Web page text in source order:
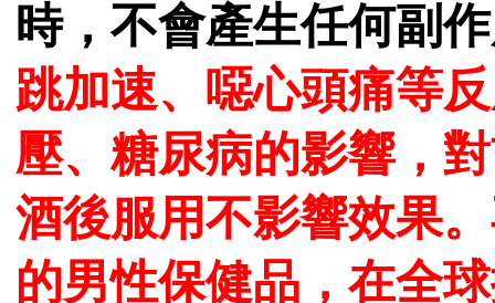
時，不會產生任何副
跳加速、噁心頭痛等
壓、糖尿病的影響，
酒後服用不影響效果
的男性保健品，在全